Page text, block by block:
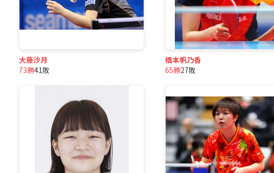
大藤沙月
73勝41敗
橋本帆乃香
65勝27敗